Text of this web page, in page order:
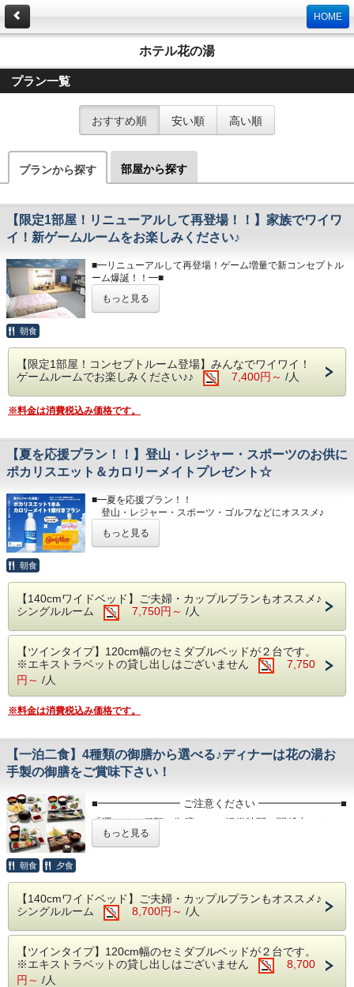
HOME
ホテル花の湯
プラン一覧
おすすめ順 安い順 高い順
プランから探す 部屋から探す
【限定1部屋！リニューアルして再登場！！】家族でワイワ
イ！新ゲームルームをお楽しみください♪
■━リニューアルして再登場！ゲーム増量で新コンセプトル
ーム爆誕！！━■
ゲーム
レクリエーシゲームを集めたコンセプトルームの特別プラン
特典
・60インチのテレビと約20種類の懐かしいソフト内蔵のテ
・ボードゲーム、レクリエーションゲーム、立体パズルゲー
ムが設置されています。
ードゲーム用マットあり！
・お部屋に「罰ゲーム用ドリンク」がございますので、罰ゲ
ームなどにご利用ください。
・お菓子サービスあり！
ント！
＜注意点＞
・各店舗へはマイカー及び公共交通機関でご移動ください。
・各店舗の営業日・休業日等はフロントにてご確認くださ
い。
・お部屋は最大5人までです。
■レストラン■
ご当地グルメの「富士宮やきそば」や和洋中のバリエーショ
ン豊富なお料理やおつまみやスイーツをご賞味ください。
※営業時間11：00～22：00 ラストオーダー／21:30
※午前6:00～9:00の間にお召しあがりください。
■無料駐車場■
■未就学のお子様■
・おむつの取れていないお子様は大浴場の利用に制限がござ
います。
■大浴場■
・内湯……10：00～翌2：00まで
・サウナ…10：00～翌1：00まで
・露天……10：00～24：00まで
※時間により、一部営業していないお風呂がございます。
※朝風呂…6：00～9：00まで、内湯のみ営業となります。
（露天の朝風呂は春～秋のシーズンのみ1か所解放いたしま
す。）
もっと見る
朝食
【限定1部屋！コンセプトルーム登場】みんなでワイワイ！
ゲームルームでお楽しみください♪♪
7,400円～ /人
※料金は消費税込み価格です。
【夏を応援プラン！！】登山・レジャー・スポーツのお供に
ポカリスエット＆カロリーメイトプレゼント☆
■━夏を応援プラン！！
登山・レジャー・スポーツ・ゴルフなどにオススメ♪
☆━■
ホテルチェックイン時に、
・こちらのプランで宿泊予約のお客様に、
ポカリスエット（500㎖ペットボトル）×1本と
カロリーメイト（ブロックタイプまたはゼリータイプ）
＜注意点＞
・カロリーメイトのタイプ・味は選べません。
・プレゼントはチェックイン時ホテルフロントでのお渡しで
す。
・こちらのプランでのお申し込みで、プレゼント無しで宿泊
事は出来ません。
■レストラン■
ご当地グルメの「富士宮やきそば」や和洋中のバリエーショ
■キッズプレイパーク■
2026年2月22日OPEN！イートインコーナー・ベビールーム
完備♪
／16:30
キッズプレイパーク営業時間10：00～22：00
もっと見る
朝食
【140cmワイドベッド】ご夫婦・カップルプランもオススメ♪
シングルルーム
7,750円～ /人
【ツインタイプ】120cm幅のセミダブルベッドが２台です。
※エキストラベットの貸し出しはございません
7,750
円～ /人
※料金は消費税込み価格です。
【一泊二食】4種類の御膳から選べる♪ディナーは花の湯お
手製の御膳をご賞味下さい！
■━━━━━━━━ ご注意ください ━━━━━━━━■
「選べる４種類の御膳」のご提供時間の関係上、チェ
ックインは20:00までにお願い致します
当日80%、不泊100%のキャンセル料となります。
■━━━━━━━━━━━━━━━━━━━━━━━■
■夕食について■
花の湯御膳(刺身と天ぷらの盛り合わせ)、う
もっと見る
朝食 夕食
【140cmワイドベッド】ご夫婦・カップルプランもオススメ♪
シングルルーム
8,700円～ /人
【ツインタイプ】120cm幅のセミダブルベッドが２台です。
※エキストラベットの貸し出しはございません
8,700
円～ /人